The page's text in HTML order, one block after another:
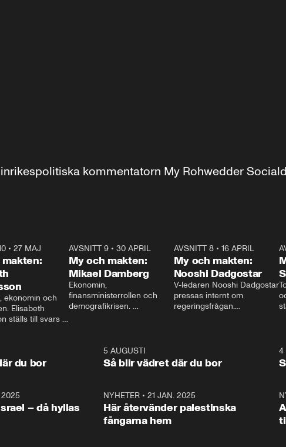
kommentatorn My Rohwedder
•27 MAJ
ekonomin och
Elisabeth
ställs till svars
AVSNITT 9• 30 APRIL
My och makten:
Mikael Damberg
Ekonomin,
finansministerrollen och
demografikrisen.
och Makten.
AVSNITT 8• 16 APRIL
My och makten:
Nooshi Dadgostar
V-ledaren Nooshi Dadgostar
pressas internt om
regeringsfrågan.
– Vi ställer upp i val. Ska vi
vara med så sitter vi förstås
1:06
du bor
5 AUGUSTI
Så blir vädret där du bor
4
2025
– då hyllas
NYHETER •21 JAN. 2025
Här återvänder palestinska
fångarna hem